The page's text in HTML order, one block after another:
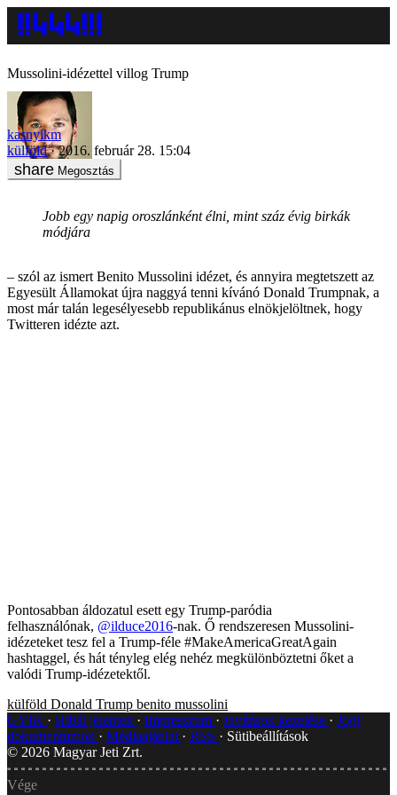
Mussolini-idézettel villog Trump
kasnyikm
külföld
2016. február 28. 15:04
Megosztás
Jobb egy napig oroszlánként élni, mint száz évig birkák
módjára
– szól az ismert Benito Mussolini idézet, és annyira megtetszett az
Egyesült Államokat újra naggyá tenni kívánó Donald Trumpnak, a
most már talán legesélyesebb republikánus elnökjelöltnek, hogy
Twitteren idézte azt.
Pontosabban áldozatul esett egy Trump-paródia
felhasználónak, @ilduce2016-nak. Ő rendszeresen Mussolini-
idézeteket tesz fel a Trump-féle #MakeAmericaGreatAgain
hashtaggel, és hát tényleg elég nehéz megkülönböztetni őket a
valódi Trump-idézetektől.
külföld Donald Trump benito mussolini
GYIK
Hibát jelentek Impresszum Javítások kezelése
Jogi
dokumentumok
Médiaajánlat RSS
Sütibeállítások
© 2026 Magyar Jeti Zrt.
Vége